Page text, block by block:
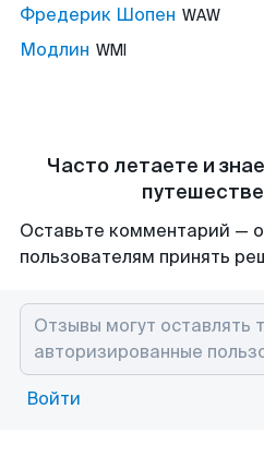
Фредерик Шопен WAW
Модлин WMI
Часто летаете и
Оставьте комментарий —
пользователям принять
Войти